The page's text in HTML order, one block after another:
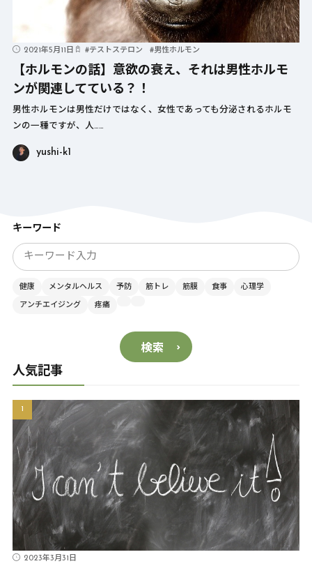
2021年5月11日 #テストステロン #男性ホルモン
【ホルモンの話】意欲の衰え、それは男性ホルモ
ンが関連してている？！
男性ホルモンは男性だけではなく、女性であっても分泌されるホルモ
ンの一種ですが、人……
yushi-k1
キーワード
健康 メンタルヘルス 予防 筋トレ 筋膜 食事 心理学
アンチエイジング 疼痛
検索
人気記事
2023年3月31日